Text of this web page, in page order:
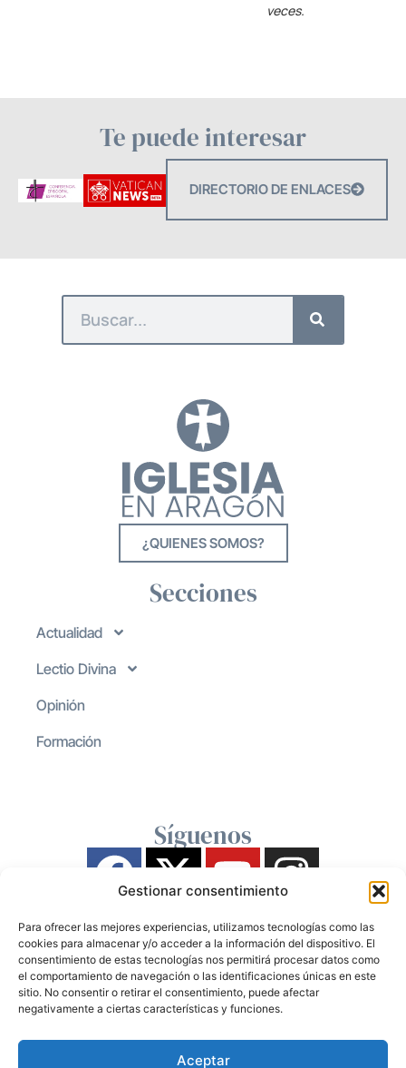
Gestionar consentimiento
Para ofrecer las mejores experiencias, utilizamos tecnologías como las
cookies para almacenar y/o acceder a la información del dispositivo. El
consentimiento de estas tecnologías nos permitirá procesar datos como
el comportamiento de navegación o las identificaciones únicas en este
sitio. No consentir o retirar el consentimiento, puede afectar
negativamente a ciertas características y funciones.
Aceptar
veces.
Te puede interesar
DIRECTORIO DE ENLACES
¿QUIENES SOMOS?
Secciones
Actualidad
Lectio Divina
Opinión
Formación
Síguenos